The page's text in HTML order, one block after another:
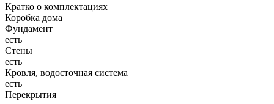
Кратко о комплектациях
Коробка дома
Фундамент
есть
Стены
есть
Кровля, водосточная система
есть
Перекрытия